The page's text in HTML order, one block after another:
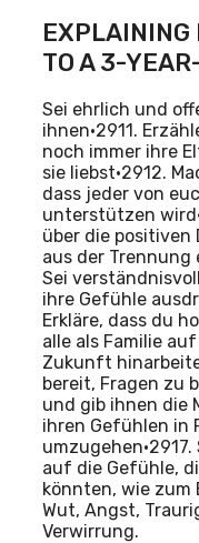
EXPLAINING
TO A 3-
Sei ehrlich und
ihnen•2911.
noch immer ihre
sie liebst•2912.
dass jeder von
unterstützen
über die positiven
aus der Trennung
Sei
ihre Gefühle
Erkläre, dass du
alle als Familie
Zukunft
bereit, Fragen zu
und gib ihnen die
ihren Gefühlen in
auf die Gefühle,
könnten, wie zum
Wut, Angst,
Verwirrung.